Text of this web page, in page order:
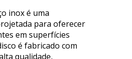
inox é uma
para oferecer
em superfícies
é fabricado com
qualidade,